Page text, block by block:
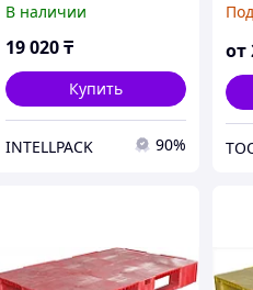
1200 800 150мм на 3-х
полозьях серый
В наличии
19 020₸
Купить
INTELLPACK 90%
от